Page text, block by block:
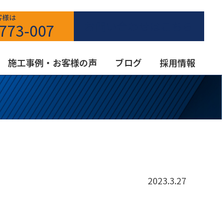
様は
007
施工事例・お客様の声 ブログ 採用情報
2023.3.27